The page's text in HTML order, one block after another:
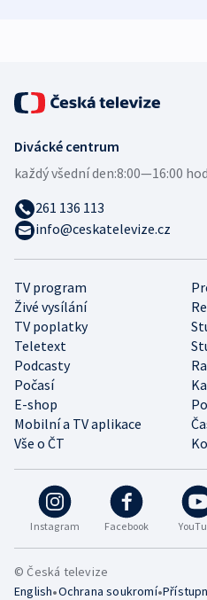
Instagram Facebook
TV program
Živé vysílání
TV poplatky
Teletext
Podcasty
Počasí
E-shop
Mobilní a TV aplikace
Vše o ČT
Divácké centrum
každý všední den:8:00—16:00
261 136 113
info@ceskatelevize.cz
© Česká televize
English•Ochrana soukromí•